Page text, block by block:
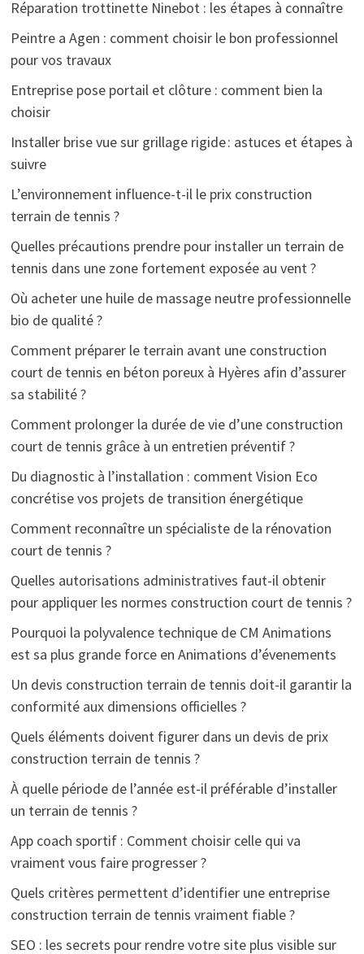
Réparation trottinette Ninebot : les étapes à connaître
Peintre a Agen : comment choisir le bon professionnel
pour vos travaux
Entreprise pose portail et clôture : comment bien la
choisir
Installer brise vue sur grillage rigide : astuces et étapes à
suivre
L’environnement influence-t-il le prix construction
terrain de tennis ?
Quelles précautions prendre pour installer un terrain de
tennis dans une zone fortement exposée au vent ?
Où acheter une huile de massage neutre professionnelle
bio de qualité ?
Comment préparer le terrain avant une construction
court de tennis en béton poreux à Hyères afin d’assurer
sa stabilité ?
Comment prolonger la durée de vie d’une construction
court de tennis grâce à un entretien préventif ?
Du diagnostic à l’installation : comment Vision Eco
concrétise vos projets de transition énergétique
Comment reconnaître un spécialiste de la rénovation
court de tennis ?
Quelles autorisations administratives faut-il obtenir
pour appliquer les normes construction court de tennis ?
Pourquoi la polyvalence technique de CM Animations
est sa plus grande force en Animations d’évenements
Un devis construction terrain de tennis doit-il garantir la
conformité aux dimensions officielles ?
Quels éléments doivent figurer dans un devis de prix
construction terrain de tennis ?
À quelle période de l’année est-il préférable d’installer
un terrain de tennis ?
App coach sportif : Comment choisir celle qui va
vraiment vous faire progresser ?
Quels critères permettent d’identifier une entreprise
construction terrain de tennis vraiment fiable ?
SEO : les secrets pour rendre votre site plus visible sur